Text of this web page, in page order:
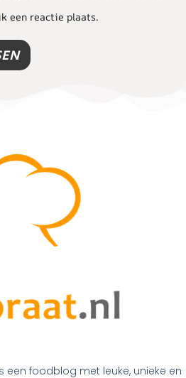
een reactie plaats.
een foodblog met leuke, unieke en